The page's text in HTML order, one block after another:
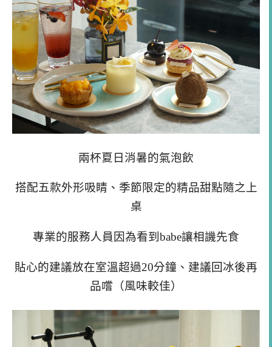
兩杯夏日消暑的氣泡飲
搭配五款外形吸睛、季節限定的精品甜點隨之上
桌
專業的服務人員因為看到babe讓相譏先食
貼心的建議放在室溫超過20分鐘、建議回冰後再
品嚐（風味較佳）